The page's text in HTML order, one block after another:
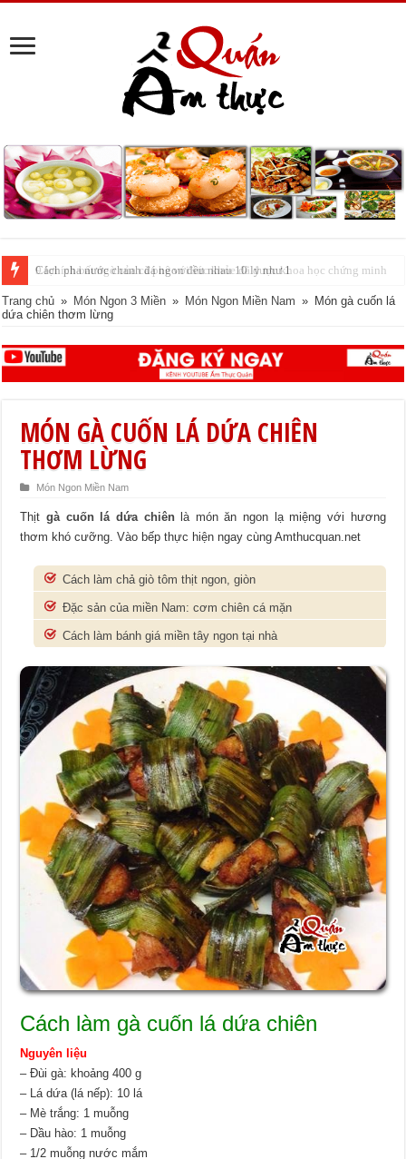
Cách pha nước chanh đá ngon đều nhau 10 ly như 1
Trang chủ » Món Ngon 3 Miền » Món Ngon Miền Nam » Món gà cuốn lá
dứa chiên thơm lừng
MÓN GÀ CUỐN LÁ DỨA CHIÊN
THƠM LỪNG
Món Ngon Miền Nam
Thịt gà cuốn lá dứa chiênlà món ăn ngon lạ miệng với hương
thơm khó cưỡng. Vào bếp thực hiện ngay cùng Amthucquan.net
Cách làm chả giò tôm thịt ngon, giòn
Đặc sản của miền Nam: cơm chiên cá mặn
Cách làm bánh giá miền tây ngon tại nhà
Cách làm gà cuốn lá dứa chiên
Nguyên liệu
– Đùi gà: khoảng 400 g
– Lá dứa (lá nếp): 10 lá
– Mè trắng: 1 muỗng
– Dầu hào: 1 muỗng
– 1/2 muỗng nước mắm